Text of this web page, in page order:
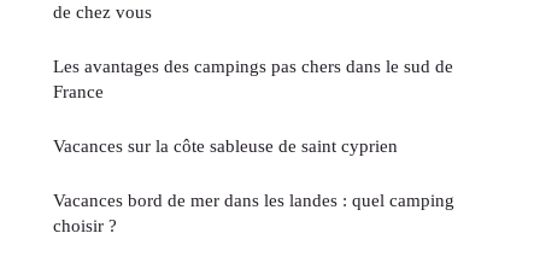
de chez vous
Les avantages des campings pas chers dans le sud de
France
Vacances sur la côte sableuse de saint cyprien
Vacances bord de mer dans les landes : quel camping
choisir ?